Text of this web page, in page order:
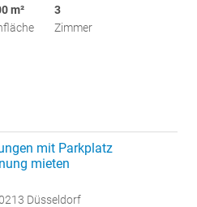
m²
3
Zimmer
mit Parkplatz
mieten
Düsseldorf